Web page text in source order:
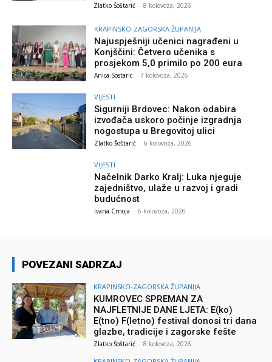
Zlatko Šoštarić - 8 kolovoza, 2026
KRAPINSKO-ZAGORSKA ŽUPANIJA
Najuspješniji učenici nagrađeni u
Konjščini: Četvero učenika s
prosjekom 5,0 primilo po 200 eura
Anica Sostaric - 7 kolovoza, 2026
VIJESTI
Sigurniji Brdovec: Nakon odabira
izvođača uskoro počinje izgradnja
nogostupa u Bregovitoj ulici
Zlatko Šoštarić - 6 kolovoza, 2026
VIJESTI
Načelnik Darko Kralj: Luka njeguje
zajedništvo, ulaže u razvoj i gradi
budućnost
Ivana Crnoja - 6 kolovoza, 2026
POVEZANI SADRZAJ
KRAPINSKO-ZAGORSKA ŽUPANIJA
KUMROVEC SPREMAN ZA
NAJFLETNIJE DANE LJETA: E(ko)
E(tno) F(letno) festival donosi tri dana
glazbe, tradicije i zagorske fešte
Zlatko Šoštarić - 8 kolovoza, 2026